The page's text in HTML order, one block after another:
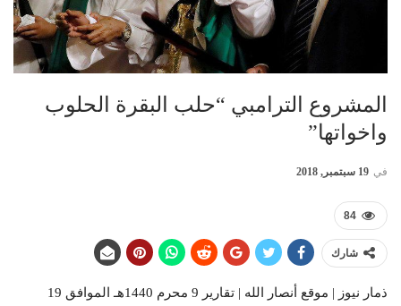
المشروع الترامبي “حلب البقرة الحلوب
واخواتها”
في 19 سبتمبر, 2018
84
شارك
ذمار نيوز | موقع أنصار الله | تقارير 9 محرم 1440هـ الموافق 19